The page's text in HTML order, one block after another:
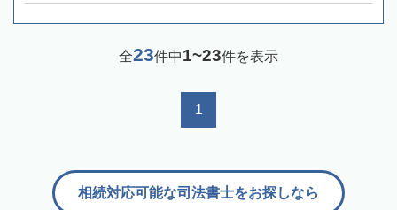
全23件中1~23件を表示
1
相続対応可能な司法書士をお探しなら